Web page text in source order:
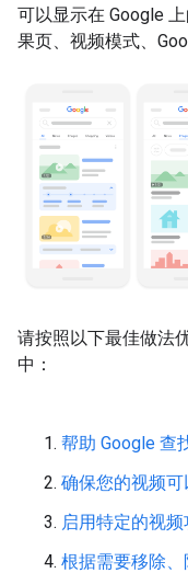
可以显示在 Google
果页、视频模式、
请按照以下最佳做法
中：
帮助 Google 查
确保您的视频可
启用特定的视
根据需要移除